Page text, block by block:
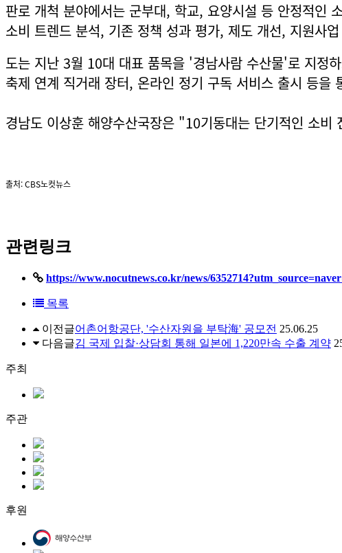
판로 개척 분야에서는 군부대, 학교, 요양시설 등 안정적인
소비 트렌드 분석, 기존 정책 성과 평가, 제도 개선, 지원사
도는 지난 3월 10대 대표 품목을 '경남사람 수산물'로 지정
축제 연계 직거래 장터, 온라인 정기 구독 서비스 출시 등을
경남도 이상훈 해양수산국장은 "10기동대는 단기적인 소
출처:CBS노컷뉴스
관련링크
https://www.nocutnews.co.kr/news/
목록
이전글어촌어항공단, '수산자원을 부탁海' 공모전 25.06.25
다음글김 국제 입찰·상담회 통해 일본에 1,220만속 수출 계약
주최
주관
후원